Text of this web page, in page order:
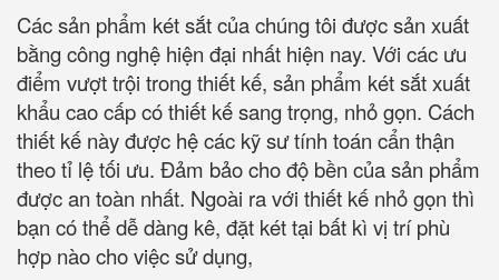
Các sản phẩm két sắt của chúng tôi được sản xuất
bằng công nghệ hiện đại nhất hiện nay. Với các ưu
điểm vượt trội trong thiết kế, sản phẩm két sắt xuất
khẩu cao cấp có thiết kế sang trọng, nhỏ gọn. Cách
thiết kế này được hệ các kỹ sư tính toán cẩn thận
theo tỉ lệ tối ưu. Đảm bảo cho độ bền của sản phẩm
được an toàn nhất. Ngoài ra với thiết kế nhỏ gọn thì
bạn có thể dễ dàng kê, đặt két tại bất kì vị trí phù
hợp nào cho việc sử dụng,